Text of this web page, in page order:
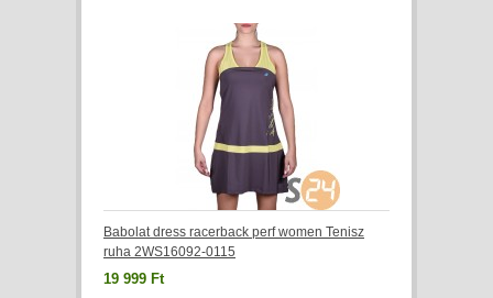
Babolat dress racerback perf women Tenisz
ruha 2WS16092-0115
19 999 Ft